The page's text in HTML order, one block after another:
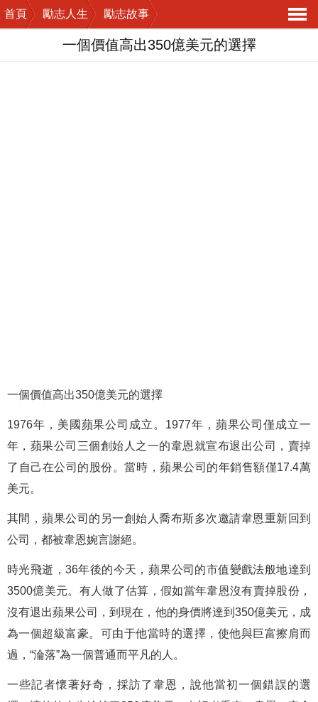
首頁 勵志人生
勵志故事
導
一個價值高出350億美元的選擇
一個價值高出350億美元的選擇
1976年，美國蘋果公司成立。1977年，蘋果公司僅成立一
年，蘋果公司三個創始人之一的韋恩就宣布退出公司，賣掉
了自己在公司的股份。當時，蘋果公司的年銷售額僅17.4萬
美元。
其間，蘋果公司的另一創始人喬布斯多次邀請韋恩重新回到
公司，都被韋恩婉言謝絕。
時光飛逝，36年後的今天，蘋果公司的市值變戲法般地達到
3500億美元。有人做了估算，假如當年韋恩沒有賣掉股份，
沒有退出蘋果公司，到現在，他的身價將達到350億美元，成
為一個超級富豪。可由于他當時的選擇，使他與巨富擦肩而
過，“淪落”為一個普通而平凡的人。
一些記者懷著好奇，採訪了韋恩，說他當初一個錯誤的選